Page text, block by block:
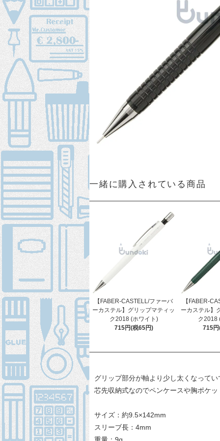
一緒に購入されている商品
【FABER-CASTELL/ファーバ
ーカステル】グリップマティッ
ク2018 (ホワイト)
715円(税65円)
【FABER-
ーカステル】
ク2018
715
グリップ部分が軸より少し太くなって
芯先収納式なのでペンケースや胸ポケ
サイズ：約9.5×142mm
スリーブ長：4mm